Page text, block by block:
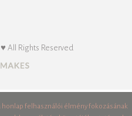
All Rights Reserved
honlap felhasználói élmény fokozásának